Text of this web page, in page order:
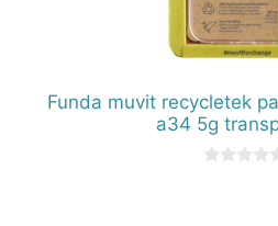
Funda muvit recycletek
a34 5g